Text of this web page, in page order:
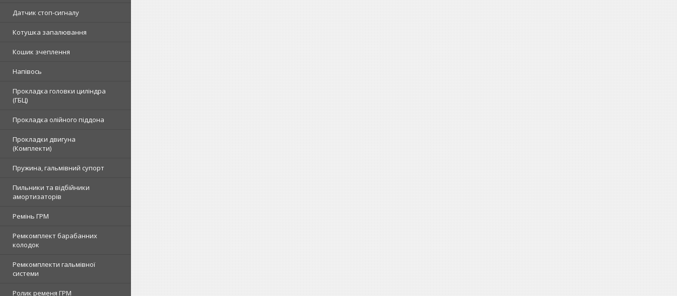
Датчик стоп-сигналу
Котушка запалювання
Кошик зчеплення
Напівось
Прокладка головки циліндра
(ГБЦ)
Прокладка олійного піддона
Прокладки двигуна
(Комплекти)
Пружина, гальмівний супорт
Пильники та відбійники
амортизаторів
Ремінь ГРМ
Ремкомплект барабанних
колодок
Ремкомплекти гальмівної
системи
Ролик ременя ГРМ